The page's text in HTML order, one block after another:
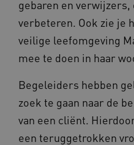
gebaren en
verbeteren. Ook zie je
veilige leefomgeving
mee te doen in haar
Begeleiders hebben
zoek te gaan naar de
van een cliënt.
een teruggetrokken
__Secure-
ROLLOUT_TOKEN
FPLC